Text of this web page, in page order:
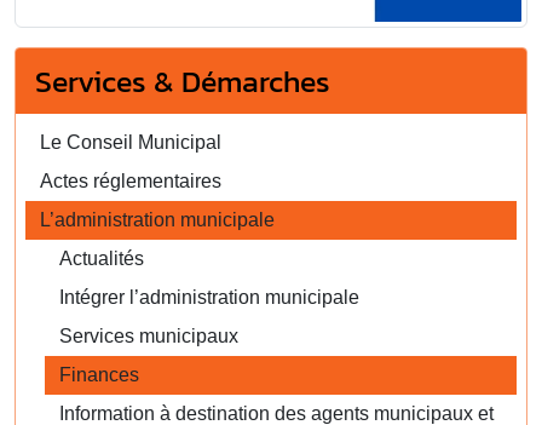
Services & Démarches
Le Conseil Municipal
Actes réglementaires
L’administration municipale
Actualités
Intégrer l’administration municipale
Services municipaux
Finances
Information à destination des agents municipaux et